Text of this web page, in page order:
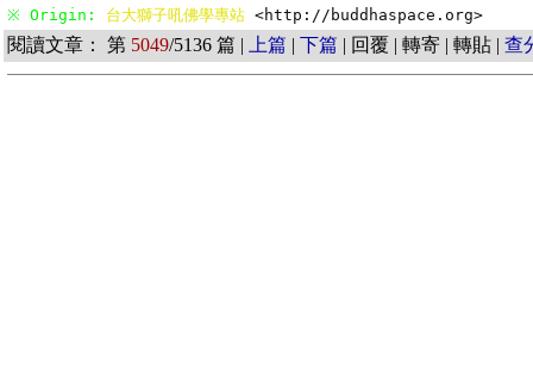
※ Origin: 台大獅子吼佛學專站 <http://buddhaspace.org>
閱讀文章： 第 5049/5136 篇 | 上篇 | 下篇 | 回覆 | 轉寄 | 轉貼 | 查